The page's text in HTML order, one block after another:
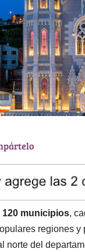
municipios,
regiones
norte del